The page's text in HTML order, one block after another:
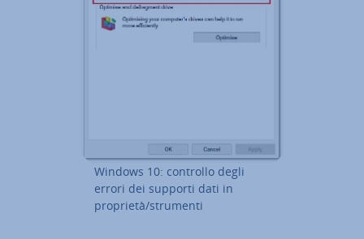
Windows 10: controllo degli
errori dei supporti dati in
proprietà/strumenti